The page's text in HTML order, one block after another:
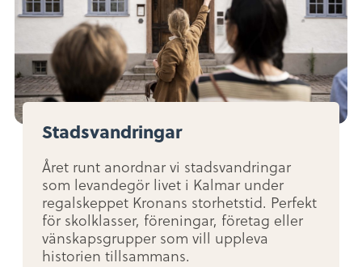
Stadsvandringar
Året runt anordnar vi stadsvandringar
som levandegör livet i Kalmar under
regalskeppet Kronans storhetstid. Perfekt
för skolklasser, föreningar, företag eller
vänskapsgrupper som vill uppleva
historien tillsammans.